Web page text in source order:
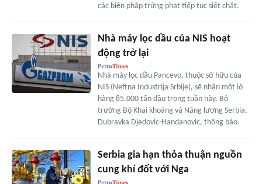
các biện pháp trừng phạt tiếp tục siết chặt.
Nhà máy lọc dầu của NIS hoạt
động trở lại
Nhà máy lọc dầu Pancevo, thuộc sở hữu của
NIS (Neftna Industrija Srbije), sẽ nhận một lô
hàng 85.000 tấn dầu trong tuần này, Bộ
trưởng Bộ Khai khoáng và Năng lượng Serbia,
Dubravka Djedovic-Handanovic, thông báo.
Serbia gia hạn thỏa thuận nguồn
cung khí đốt với Nga